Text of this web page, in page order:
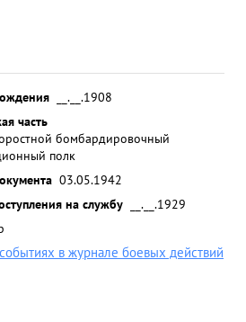
__.__.1908
часть
бомбардировочный
полк
03.05.1942
на службу
__.__.1929
в журнале боевых действий